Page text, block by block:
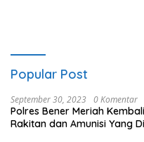
Popular Post
September 30, 2023 0 Komentar
Polres Bener Meriah
Rakitan dan Amunisi Yang